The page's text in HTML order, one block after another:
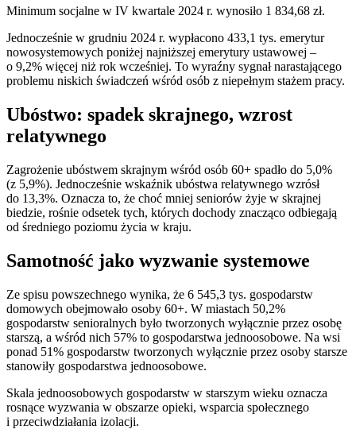
Minimum socjalne w IV kwartale 2024 r. wynosiło 1 834,68 zł.
Jednocześnie w grudniu 2024 r. wypłacono 433,1 tys. emerytur
nowosystemowych poniżej najniższej emerytury ustawowej –
o 9,2% więcej niż rok wcześniej. To wyraźny sygnał narastającego
problemu niskich świadczeń wśród osób z niepełnym stażem pracy.
Ubóstwo: spadek skrajnego, wzrost
relatywnego
Zagrożenie ubóstwem skrajnym wśród osób 60+ spadło do 5,0%
(z 5,9%). Jednocześnie wskaźnik ubóstwa relatywnego wzrósł
do 13,3%. Oznacza to, że choć mniej seniorów żyje w skrajnej
biedzie, rośnie odsetek tych, których dochody znacząco odbiegają
od średniego poziomu życia w kraju.
Samotność jako wyzwanie systemowe
Ze spisu powszechnego wynika, że 6 545,3 tys. gospodarstw
domowych obejmowało osoby 60+. W miastach 50,2%
gospodarstw senioralnych było tworzonych wyłącznie przez osobę
starszą, a wśród nich 57% to gospodarstwa jednoosobowe. Na wsi
ponad 51% gospodarstw tworzonych wyłącznie przez osoby starsze
stanowiły gospodarstwa jednoosobowe.
Skala jednoosobowych gospodarstw w starszym wieku oznacza
rosnące wyzwania w obszarze opieki, wsparcia społecznego
i przeciwdziałania izolacji.